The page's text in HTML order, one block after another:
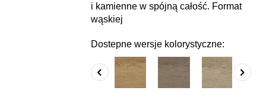
i kamienne w spójną całość. Format
wąskiej
Dostepne wersje kolorystyczne: